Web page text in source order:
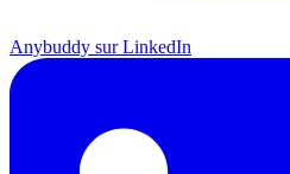
Anybuddy sur LinkedIn